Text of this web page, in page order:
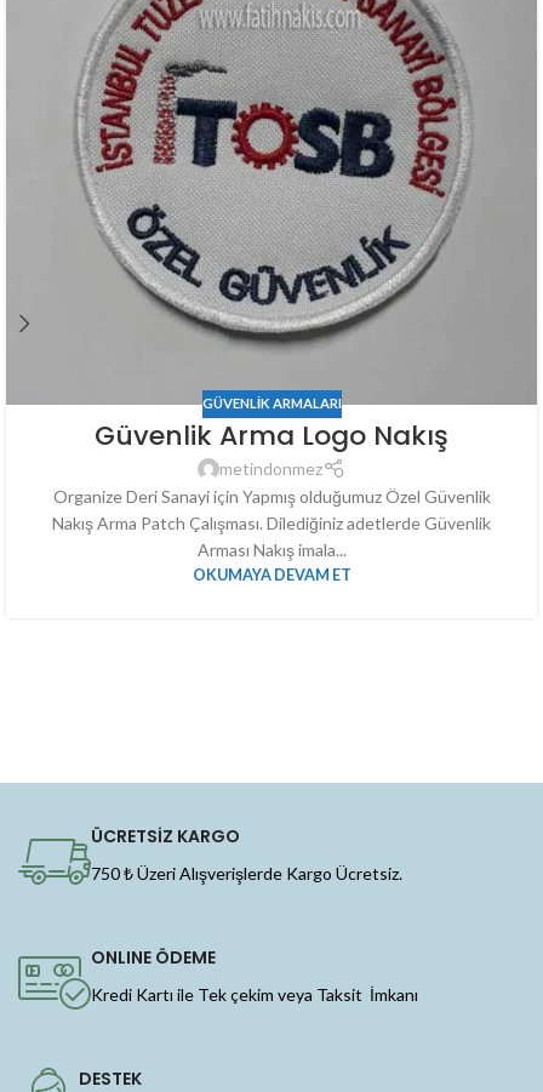
GÜVENLIK ARMALARI
Güvenlik Arma Logo Nakış
metindonmez
Organize Deri Sanayi için Yapmış olduğumuz Özel Güvenlik
Nakış Arma Patch Çalışması. Dilediğiniz adetlerde Güvenlik
Arması Nakış imala...
OKUMAYA DEVAM ET
ÜCRETSİZ KARGO
750 ₺ Üzeri Alışverişlerde Kargo Ücretsiz.
ONLINE ÖDEME
Kredi Kartı ile Tek çekim veya Taksit İmkanı
DESTEK